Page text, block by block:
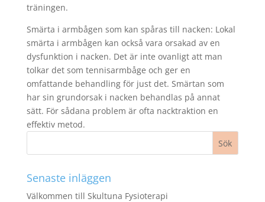
träningen.
Smärta i armbågen som kan spåras till nacken: Lokal
smärta i armbågen kan också vara orsakad av en
dysfunktion i nacken. Det är inte ovanligt att man
tolkar det som tennisarmbåge och ger en
omfattande behandling för just det. Smärtan som
har sin grundorsak i nacken behandlas på annat
sätt. För sådana problem är ofta nacktraktion en
effektiv metod.
Senaste inläggen
Välkommen till Skultuna Fysioterapi